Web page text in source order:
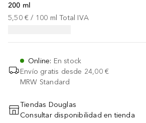
200 ml
5,50 € / 100 ml Total IVA
Online: En stock
Envío gratis desde 24,00 €
MRW Standard
AÑADIR AL CARRITO
Tiendas Douglas
Consultar disponibilidad en tienda